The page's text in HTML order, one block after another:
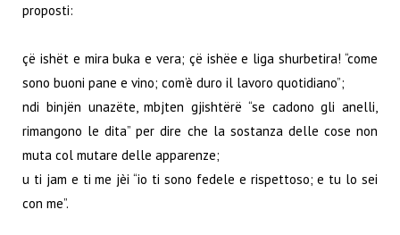
proposti:
çë ishët e mira buka e vera; çë ishëe e liga shurbetira! “come
sono buoni pane e vino; com’è duro il lavoro quotidiano”;
ndi binjën unazëte, mbjten gjishtërë “se cadono gli anelli,
rimangono le dita” per dire che la sostanza delle cose non
muta col mutare delle apparenze;
u ti jam e ti me jèi “io ti sono fedele e rispettoso; e tu lo sei
con me”.